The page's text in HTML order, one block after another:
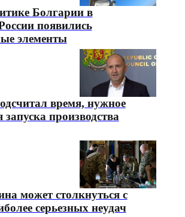
Болгарии в
появились
элементы
время, нужное
производства
может столкнуться с
серьезных неудач